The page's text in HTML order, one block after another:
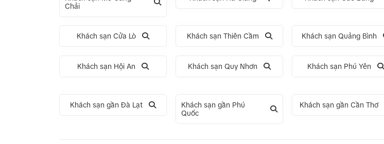
Chải
Khách sạn Cửa Lò Khách sạn Thiên Cầm Khách sạn Quảng Bình
Khách sạn Hội An Khách sạn Quy Nhơn Khách sạn Phú Yên
Khách sạn gần Đà Lạt
Khách sạn gần Phú
Quốc
Khách sạn gần Cần Thơ